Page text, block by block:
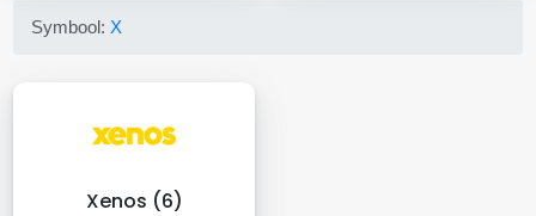
Symbool: X
Xenos (6)